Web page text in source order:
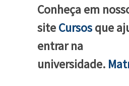
Conheça em
siteCursosque
entrar na
universidade.